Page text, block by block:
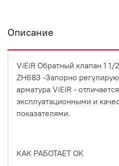
Описание
ViEiR Обратный клапан 1 1/
ZH683 -Запорно
арматура ViEiR -
эксплуатационными и
показателями.
КАК РАБОТАЕТ ОК